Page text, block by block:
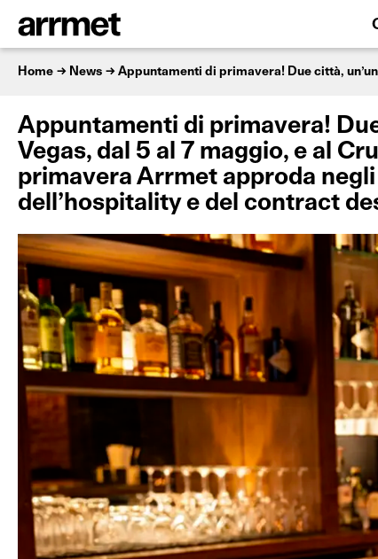
Home News
Appuntamenti di primavera!
Vegas, dal 5 al 7 maggio, e al
primavera Arrmet approda
dell’hospitality e del contract